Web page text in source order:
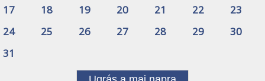
17
18 19 20 21 22
23
24
25 26 27 28 29
30
31